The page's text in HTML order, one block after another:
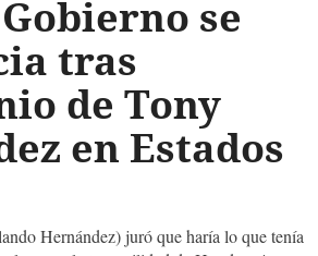
se
tras
de Tony
en Estados
Hernández) juró que haría lo que tenía